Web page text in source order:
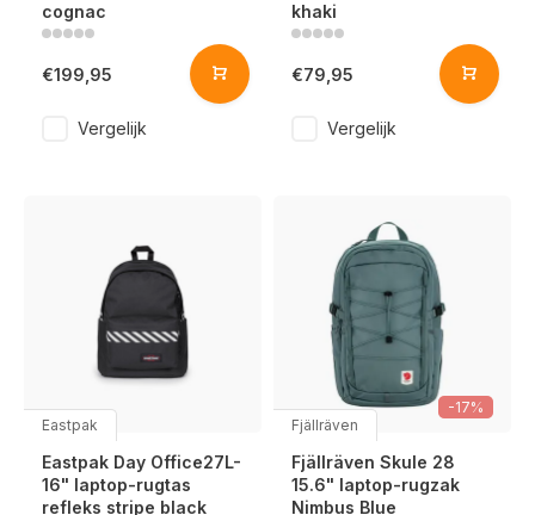
cognac
€199,95
Vergelijk
khaki
€79,95
Vergelijk
Eastpak
Eastpak Day Office27L-
16" laptop-rugtas
refleks stripe black
-17%
Fjällräven
Fjällräven Skule 28
15.6" laptop-rugzak
Nimbus Blue